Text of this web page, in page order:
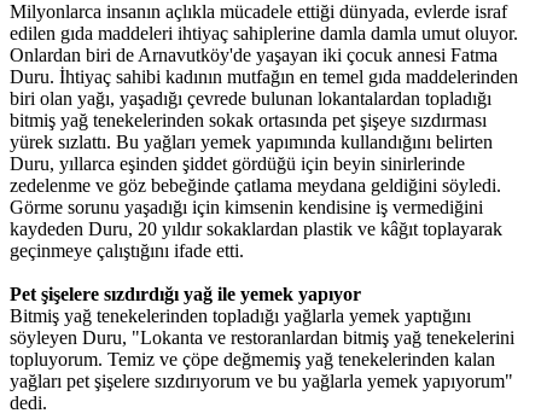
Milyonlarca insanın açlıkla mücadele ettiği dünyada, evlerde israf
edilen gıda maddeleri ihtiyaç sahiplerine damla damla umut oluyor.
Onlardan biri de Arnavutköy'de yaşayan iki çocuk annesi Fatma
Duru. İhtiyaç sahibi kadının mutfağın en temel gıda maddelerinden
biri olan yağı, yaşadığı çevrede bulunan lokantalardan topladığı
bitmiş yağ tenekelerinden sokak ortasında pet şişeye sızdırması
yürek sızlattı. Bu yağları yemek yapımında kullandığını belirten
Duru, yıllarca eşinden şiddet gördüğü için beyin sinirlerinde
zedelenme ve göz bebeğinde çatlama meydana geldiğini söyledi.
Görme sorunu yaşadığı için kimsenin kendisine iş vermediğini
kaydeden Duru, 20 yıldır sokaklardan plastik ve kâğıt toplayarak
geçinmeye çalıştığını ifade etti.
Pet şişelere sızdırdığı yağ ile yemek yapıyor
Bitmiş yağ tenekelerinden topladığı yağlarla yemek yaptığını
söyleyen Duru, "Lokanta ve restoranlardan bitmiş yağ tenekelerini
topluyorum. Temiz ve çöpe değmemiş yağ tenekelerinden kalan
yağları pet şişelere sızdırıyorum ve bu yağlarla yemek yapıyorum"
dedi.